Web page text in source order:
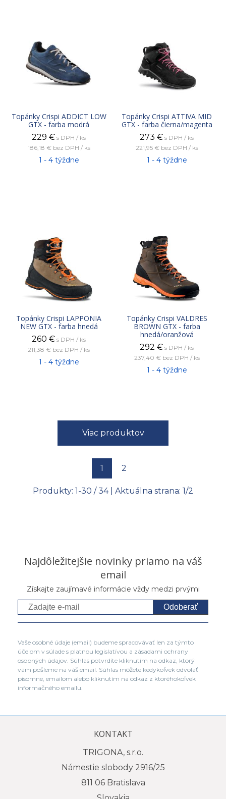
Topánky Crispi ADDICT LOW
GTX - farba modrá
229 € s DPH / ks
186,18 € bez DPH / ks
1 - 4 týždne
Topánky Crispi ATTIVA MID
GTX - farba čierna/magenta
273 € s DPH / ks
221,95 € bez DPH / ks
1 - 4 týždne
Topánky Crispi LAPPONIA
NEW GTX - farba hnedá
260 € s DPH / ks
211,38 € bez DPH / ks
1 - 4 týždne
Topánky Crispi VALDRES
BROWN GTX - farba
hnedá/oranžová
292 € s DPH / ks
237,40 € bez DPH / ks
1 - 4 týždne
Viac produktov
1 2
Produkty: 1-30 /34| Aktuálna strana: 1/2
Najdôležitejšie novinky priamo na váš
email
Získajte zaujímavé informácie vždy medzi prvými
Odoberať
Vaše osobné údaje (email) budeme spracovávať len za týmto
účelom v súlade s platnou legislatívou a zásadami ochrany
osobných údajov. Súhlas potvrdíte kliknutím na odkaz, ktorý
vám pošleme na váš email. Súhlas môžete kedykoľvek odvolať
písomne, emailom alebo kliknutím na odkaz z ktoréhokoľvek
informačného emailu.
KONTAKT
TRIGONA, s.r.o.
Námestie slobody 2916/25
811 06 Bratislava